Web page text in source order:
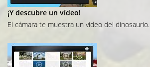
¡Y descubre un vídeo!
El cámara te muestra un vídeo del dinosaurio.